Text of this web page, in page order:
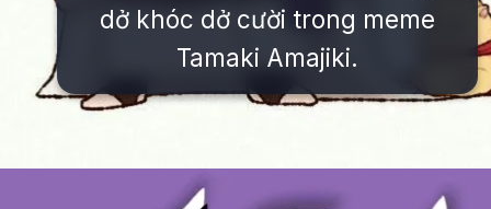
dở khóc dở cười trong meme
Tamaki Amajiki.
https://issiloo.edu.vn/tamaki-amajiki